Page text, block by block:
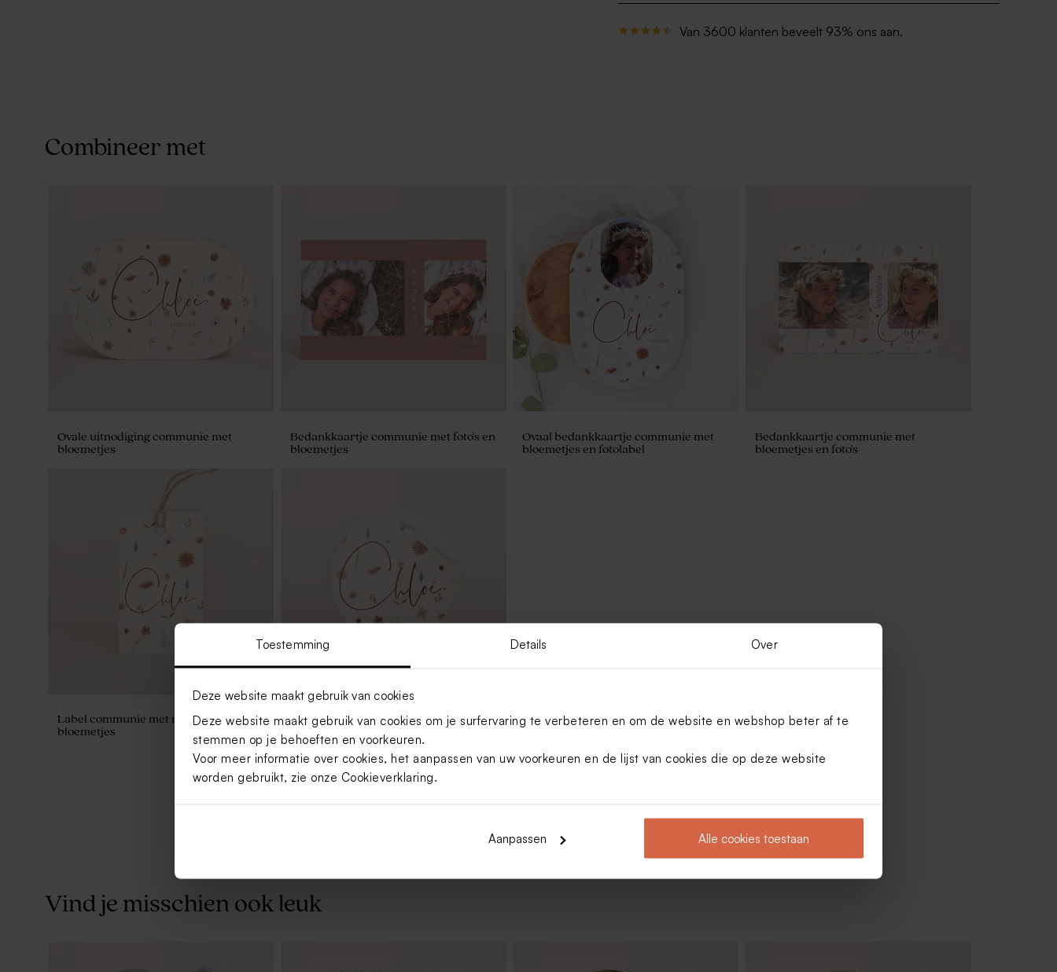
Toestemming Details Over
Deze website maakt gebruik van cookies
Deze website maakt gebruik van cookies om je surfervaring te verbeteren en om de website en webshop beter af te
stemmen op je behoeften en voorkeuren.
Voor meer informatie over cookies, het aanpassen van uw voorkeuren en de lijst van cookies die op deze website
worden gebruikt, zie onze Cookieverklaring.
Aanpassen Alle cookies toestaan
Van 3600 klanten beveelt 93% ons aan.
Combineer met
Ovale uitnodiging communie met
bloemetjes
Bedankkaartje communie met foto's en
bloemetjes
Ovaal bedankkaartje communie met
bloemetjes en fotolabel
Bedankkaartje communie met
bloemetjes en foto's
Label communie met naam en
bloemetjes
Ronde naamsticker met
droogbloemetjes (4,4cm)
Vind je misschien ook leuk